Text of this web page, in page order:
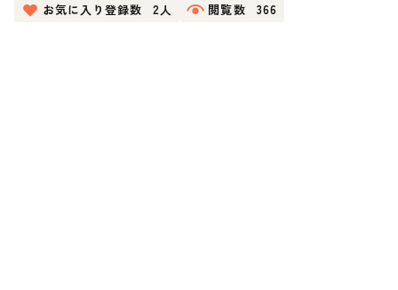
お気に入り登録数
2人 閲覧数 366